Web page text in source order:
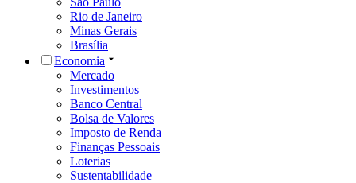
Rio de Janeiro
Minas Gerais
Brasília
Economia
Mercado
Investimentos
Banco Central
Bolsa de Valores
Imposto de Renda
Finanças Pessoais
Loterias
Sustentabilidade